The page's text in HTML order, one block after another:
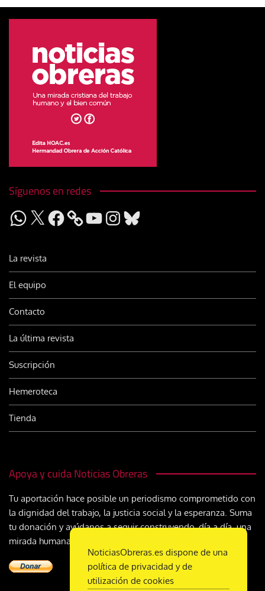
Síguenos en redes
WhatsApp
X Facebook YouTubeInstagram
Bluesky
La revista
El equipo
Contacto
La última revista
Suscripción
Hemeroteca
Tienda
Apoya y cuida Noticias Obreras
Tu aportación hace posible un periodismo comprometido con
la dignidad del trabajo, la justicia social y la esperanza. Suma
tu donación y ayúdanos a seguir construyendo, día a día, una
mirada humana y cristiana sobre el mundo del trabajo
NoticiasObreras.es dispone de una
política de privacidad y de
utilización de cookies